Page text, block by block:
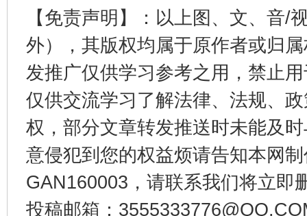
【免责声明】：以上图、文、音/
外），其版权均属于原作者或归
发推广仅供学习参考之用，禁止
仅供交流学习了解法律、法规、
权，部分文章转发推送时未能及
意侵犯到您的权益烦请告知本网
GAN160003，请联系我们将立即
投稿邮箱：